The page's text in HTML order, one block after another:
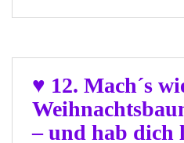
♥ 12. Mach´s
– und hab dich